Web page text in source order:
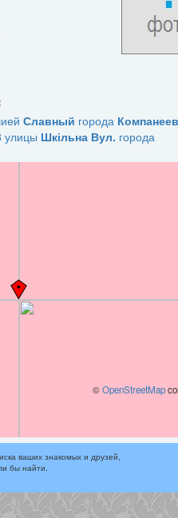
Славный города
улицы Шкільна Вул. города
©OpenStreetMap
ваших знакомых и друзей,
бы найти.